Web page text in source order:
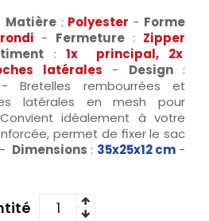
Matière: Polyester - Forme
- Fermeture : Zipper
:1x principal, 2x
latérales - Design:
- Bretelles rembourrées et
latérales en mesh pour
idéalement à votre
permet de fixer le sac
Dimensions : 35x25x12cm-